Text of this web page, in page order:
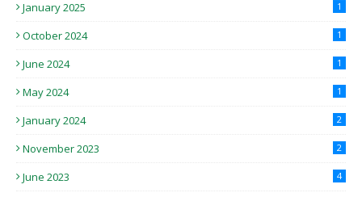
January 2025 1
October 2024 1
June 2024 1
May 2024 1
January 2024 2
November 2023 2
June 2023 4